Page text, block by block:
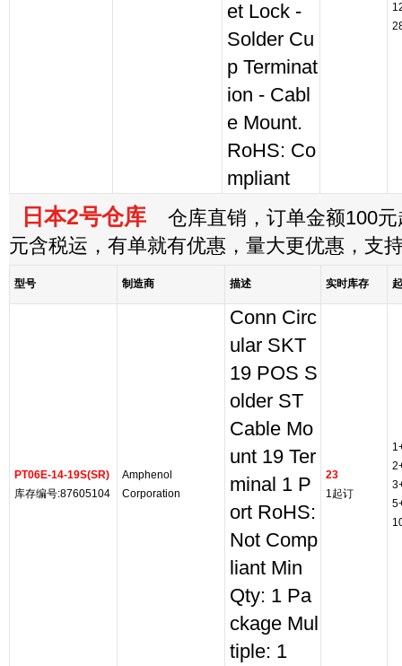
et Lock -
Solder Cu
p Terminat
ion - Cabl
e Mount.
RoHS: Co
mpliant
日本2号仓库 仓库直销，订单金额100元
元含税运，有单就有优惠，量大更优惠，支
型号 制造商 描述 实时库存
PT06E-14-19S(SR)
库存编号:87605104
Amphenol
Corporation
Conn Circ
ular SKT
19 POS S
older ST
Cable Mo
unt 19 Ter
minal 1 P
ort RoHS:
Not Comp
liant Min
Qty: 1 Pa
ckage Mul
tiple: 1
23
1起订